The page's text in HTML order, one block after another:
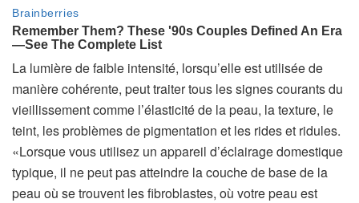
La lumière de faible intensité, lorsqu’elle est utilisée de
manière cohérente, peut traiter tous les signes courants du
vieillissement comme l’élasticité de la peau, la texture, le
teint, les problèmes de pigmentation et les rides et ridules.
«Lorsque vous utilisez un appareil d’éclairage domestique
typique, il ne peut pas atteindre la couche de base de la
peau où se trouvent les fibroblastes, où votre peau est